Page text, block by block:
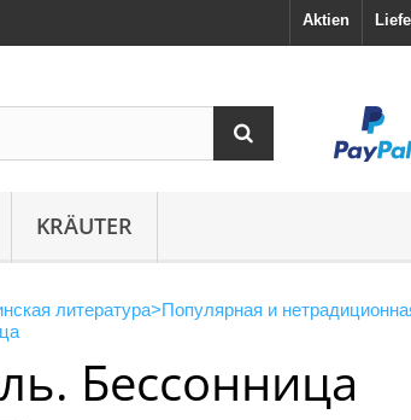
Aktien
KRÄUTER
литература>Популярная и
Бессонница